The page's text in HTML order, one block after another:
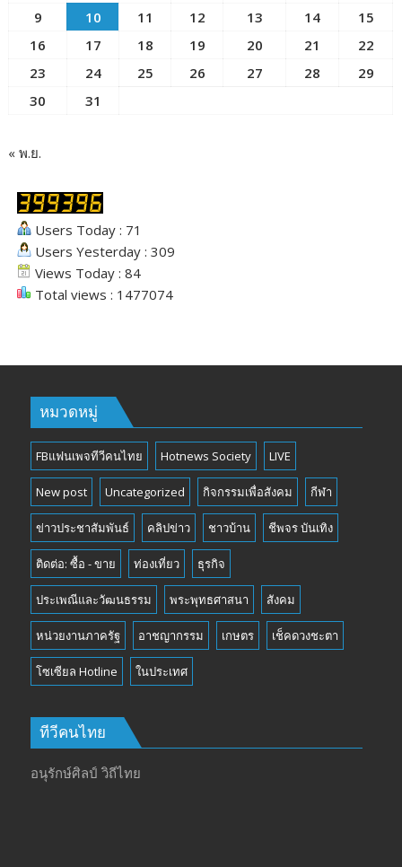
9
10 11 12 13 14
15
16
17 18 19 20 21
22
23
24 25 26 27 28
29
30
31
« พ.ย.
Users Today : 71
Users Yesterday : 309
Views Today : 84
Total views : 1477074
หมวดหมู่
FBแฟนเพจทีวีคนไทย Hotnews Society LIVE
New post Uncategorized กิจกรรมเพื่อสังคม กีฬา
ข่าวประชาสัมพันธ์ คลิปข่าว ชาวบ้าน ชีพจร บันเทิง
ติดต่อ: ซื้อ - ขาย ท่องเที่ยว ธุรกิจ
ประเพณีและวัฒนธรรม พระพุทธศาสนา สังคม
หน่วยงานภาครัฐ อาชญากรรม เกษตร เช็คดวงชะตา
โซเซียล Hotline ในประเทศ
ทีวีคนไทย
อนุรักษ์ศิลป์ วิถีไทย